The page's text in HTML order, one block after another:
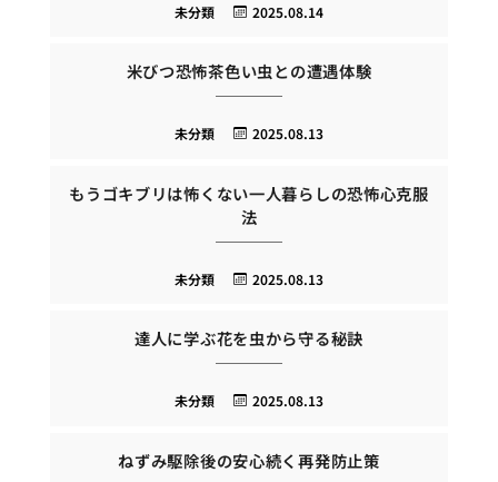
2025.08.14
未分類
米びつ恐怖茶色い虫との遭遇体験
2025.08.13
未分類
もうゴキブリは怖くない一人暮らしの恐怖心克服
法
2025.08.13
未分類
達人に学ぶ花を虫から守る秘訣
2025.08.13
未分類
ねずみ駆除後の安心続く再発防止策